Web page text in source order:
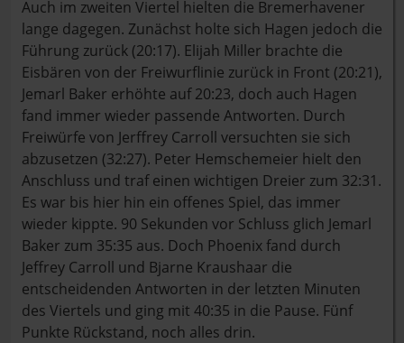
Auch im zweiten Viertel hielten die Bremerhavener
lange dagegen. Zunächst holte sich Hagen jedoch die
Führung zurück (20:17). Elijah Miller brachte die
Eisbären von der Freiwurflinie zurück in Front (20:21),
Jemarl Baker erhöhte auf 20:23, doch auch Hagen
fand immer wieder passende Antworten. Durch
Freiwürfe von Jerffrey Carroll versuchten sie sich
abzusetzen (32:27). Peter Hemschemeier hielt den
Anschluss und traf einen wichtigen Dreier zum 32:31.
Es war bis hier hin ein offenes Spiel, das immer
wieder kippte. 90 Sekunden vor Schluss glich Jemarl
Baker zum 35:35 aus. Doch Phoenix fand durch
Jeffrey Carroll und Bjarne Kraushaar die
entscheidenden Antworten in der letzten Minuten
des Viertels und ging mit 40:35 in die Pause. Fünf
Punkte Rückstand, noch alles drin.